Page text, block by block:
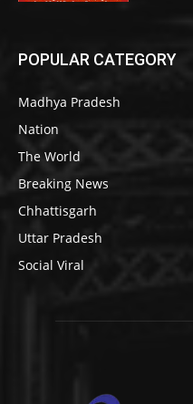
POPULAR CATEGORY
Madhya Pradesh
Nation
The World
Breaking News
Chhattisgarh
Uttar Pradesh
Social Viral